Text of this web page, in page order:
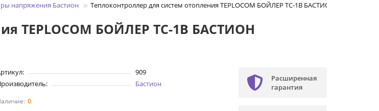
напряжения Бастион Теплоконтроллер для систем отопления TEPLOCOM БОЙЛЕР TC-1B БАСТИОН
TEPLOCOM БОЙЛЕР TC-1B БАСТИОН
909
Бастион
0
Расширенная
гарантия